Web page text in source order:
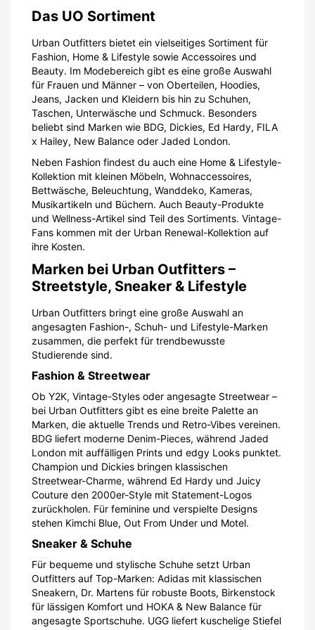
Das UO Sortiment
Urban Outfitters bietet ein vielseitiges Sortiment für
Fashion, Home & Lifestyle sowie Accessoires und
Beauty. Im Modebereich gibt es eine große Auswahl
für Frauen und Männer – von Oberteilen, Hoodies,
Jeans, Jacken und Kleidern bis hin zu Schuhen,
Taschen, Unterwäsche und Schmuck. Besonders
beliebt sind Marken wie BDG, Dickies, Ed Hardy, FILA
x Hailey, New Balance oder Jaded London.
Neben Fashion findest du auch eine Home & Lifestyle-
Kollektion mit kleinen Möbeln, Wohnaccessoires,
Bettwäsche, Beleuchtung, Wanddeko, Kameras,
Musikartikeln und Büchern. Auch Beauty-Produkte
und Wellness-Artikel sind Teil des Sortiments. Vintage-
Fans kommen mit der Urban Renewal-Kollektion auf
ihre Kosten.
Marken bei Urban Outfitters –
Streetstyle, Sneaker & Lifestyle
Urban Outfitters bringt eine große Auswahl an
angesagten Fashion-, Schuh- und Lifestyle-Marken
zusammen, die perfekt für trendbewusste
Studierende sind.
Fashion & Streetwear
Ob Y2K, Vintage-Styles oder angesagte Streetwear –
bei Urban Outfitters gibt es eine breite Palette an
Marken, die aktuelle Trends und Retro-Vibes vereinen.
BDG liefert moderne Denim-Pieces, während Jaded
London mit auffälligen Prints und edgy Looks punktet.
Champion und Dickies bringen klassischen
Streetwear-Charme, während Ed Hardy und Juicy
Couture den 2000er-Style mit Statement-Logos
zurückholen. Für feminine und verspielte Designs
stehen Kimchi Blue, Out From Under und Motel.
Sneaker & Schuhe
Für bequeme und stylische Schuhe setzt Urban
Outfitters auf Top-Marken: Adidas mit klassischen
Sneakern, Dr. Martens für robuste Boots, Birkenstock
für lässigen Komfort und HOKA & New Balance für
angesagte Sportschuhe. UGG liefert kuschelige Stiefel